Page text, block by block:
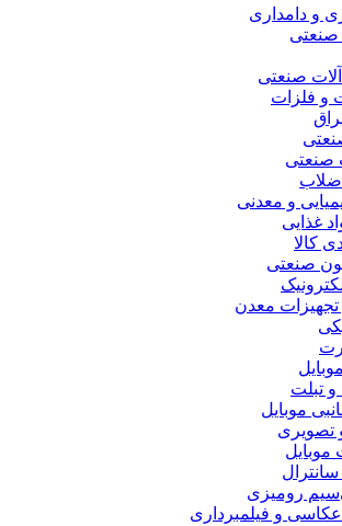
و دامداری
صنعتی
و فلزات
صنعتی
و معدنی
غذایی
کالا
صنعتی
تجهیزات معدن
تبلت
موبایل
رومیزی
و فیلمبرداری